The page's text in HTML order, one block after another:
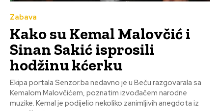
Zabava
Kako su Kemal Malovčić i
Sinan Sakić isprosili
hodžinu kćerku
Ekipa portala Senzor.ba nedavno je u Beču razgovarala sa
Kemalom Malovčićem, poznatim izvođačem narodne
muzike. Kemal je podijelio nekoliko zanimljivih anegdota iz